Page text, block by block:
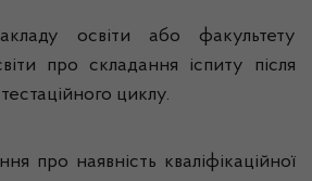
освіти або факультету
про складання іспиту після
циклу.
про наявність кваліфікаційної